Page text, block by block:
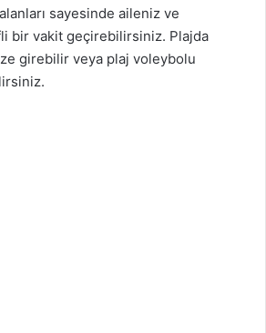
sayesinde aileniz ve
bir vakit geçirebilirsiniz. Plajda
girebilir veya plaj voleybolu